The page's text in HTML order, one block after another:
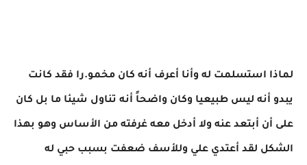
لماذا استسلمت له وأنا أعرف أنه كان مخمو.را فقد كانت
يبدو أنه ليس طبيعيا وكان واضحاً أنه تناول شيئا ما بل كان
على أن أبتعد عنه ولا أدخل معه غرفته من الأساس وهو بهذا
الشكل لقد أعتدي علي وللأسف ضعفت بسبب حبي له